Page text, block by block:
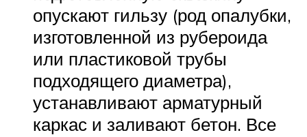
опускают гильзу (род опалубки,
изготовленной из рубероида
или пластиковой трубы
подходящего диаметра),
устанавливают арматурный
каркас и заливают бетон. Все